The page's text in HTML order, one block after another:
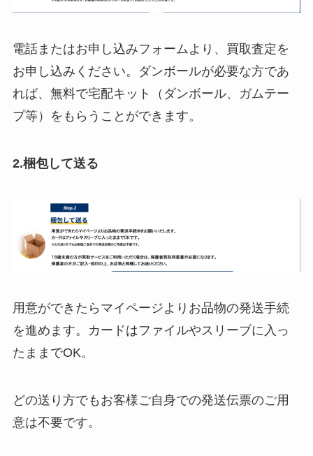
電話またはお申し込みフォームより、買取査定を
お申し込みください。ダンボールが必要な方であ
れば、無料で宅配キット（ダンボール、ガムテー
プ等）をもらうことができます。
2.梱包して送る
用意ができたらマイページよりお品物の発送手続
を進めます。カードはファイルやスリーブに入っ
たままでOK。
どの送り方でもお客様ご自身での発送伝票のご用
意は不要です。